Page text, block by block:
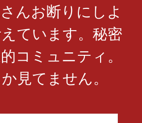
んお断りにしよ
ています。秘密
コミュニティ。
見てません。